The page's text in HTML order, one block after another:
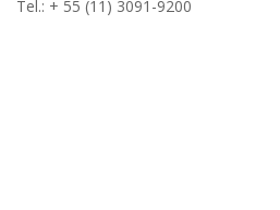
Tel.: + 55 (11) 3091-9200